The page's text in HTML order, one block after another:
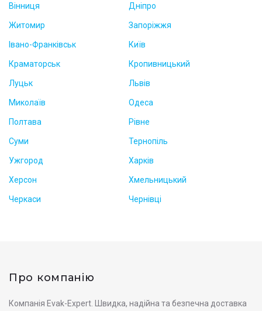
Вінниця Дніпро
Житомир Запоріжжя
Івано-Франківськ Київ
Краматорськ Кропивницький
Луцьк Львів
Миколаїв Одеса
Полтава Рівне
Суми Тернопіль
Ужгород Харків
Херсон Хмельницький
Черкаси Чернівці
Про компанію
Компанія Evak-Expert. Швидка, надійна та безпечна доставка